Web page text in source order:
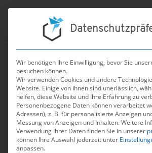
chevron_leftZURÜCK
Wir benötigen Ihre Einwilligung, bevor Sie
besuchen können.
Wir verwenden Cookies und andere
Website. Einige von ihnen sind unerlässlich,
helfen, diese Website und Ihre Erfahrung zu
Personenbezogene Daten können verarbeitet
Adressen), z. B. für personalisierte Anzeigen
Messung von Anzeigen und Inhalten.Weitere
Verwendung Ihrer Daten finden Sie in unserer
können Ihre Auswahl jederzeit unter
anpassen.